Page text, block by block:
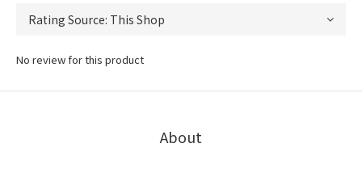
No review for this product
About